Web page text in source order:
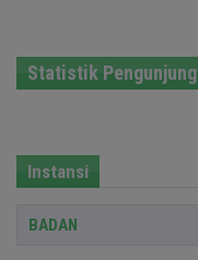
Statistik Pengunjung
Instansi
BADAN